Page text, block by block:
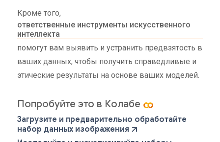
Кроме того,
ответственные инструменты искусственного
интеллекта
помогут вам выявить и устранить предвзятость в
ваших данных, чтобы получить справедливые и
этические результаты на основе ваших моделей.
Попробуйте это в Колабе
Загрузите и предварительно обработайте
набор данных изображения